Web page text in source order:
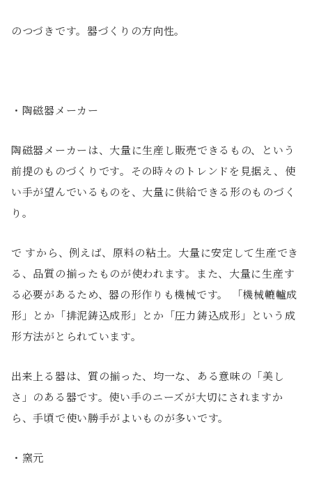
のつづきです。器づくりの方向性。
・陶磁器メーカー
陶磁器メーカーは、大量に生産し販売できるもの、という
前提のものづくりです。その時々のトレンドを見据え、使
い手が望んでいるものを、大量に供給できる形のものづく
り。
で すから、例えば、原料の粘土。大量に安定して生産でき
る、品質の揃ったものが使われます。また、大量に生産す
る必要があるため、器の形作りも機械です。 「機械轆轤成
形」とか「排泥鋳込成形」とか「圧力鋳込成形」という成
形方法がとられています。
出来上る器は、質の揃った、均一な、ある意味の「美し
さ」のある器です。使い手のニーズが大切にされますか
ら、手頃で使い勝手がよいものが多いです。
・窯元